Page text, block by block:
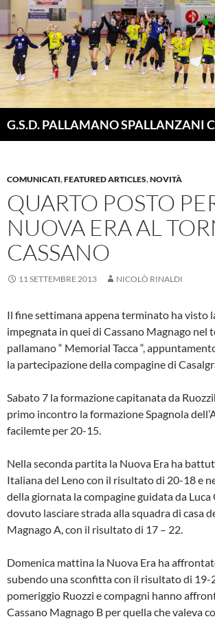
Vai
contenuto
COMUNICATI,FEATURED ARTICLES,NOVITÀ
QUARTO POSTO
NUOVA ERA AL
CASSANO
11 SETTEMBRE 2013 NICOLÒ RINALDI
Il fine settimana appena terminato ha visto
impegnata in quei di Cassano Magnago nel
pallamano “ Memorial Tacca “,
la partecipazione della compagine di
Sabato 7 la formazione capitanata da
primo incontro la formazione Spagnola
facilemte per 20-15.
Nella seconda partita la Nuova Era ha
Italiana del Leno con il risultato di 20-18 e
della giornata la compagine guidata da Luca
dovuto lasciare strada alla squadra di casa
Magnago A, con il risultato di 17 – 22.
Domenica mattina la Nuova Era ha
subendo una sconfitta con il risultato di 19-
pomeriggio Ruozzi e compagni hanno
Cassano Magnago B per quella che valeva